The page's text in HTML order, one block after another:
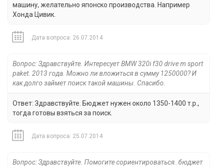
машину, желательно японско производства. Например
Хонда Цивик.
Дата вопроса: 26.07.2014
Вопрос: Здравствуйте. Интересует BMW 320i f30 drive m sport
paket. 2013 года. Можно ли вложиться в сумму 1250000? И
как долго займет поиск такой машины. Спасибо.
Ответ: Здравствуйте. Бюджет нужен около 1350-1400 т.р.,
тогда готовы взяться за поиск.
Дата вопроса: 25.07.2014
Вопрос: Здравствуйте. Помогите сориентироваться..бюджет